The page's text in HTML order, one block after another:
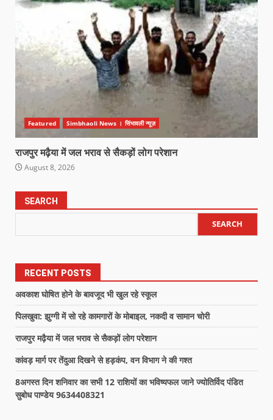
Featured Simbhaoli News । सिंभावली न्यूज़
राजपुर मढ़ैया में जल भराव से सैकड़ों लोग परेशान
August 8, 2026
SEARCH
SEARCH
RECENT POSTS
अवकाश घोषित होने के बावजूद भी खुल रहे स्कूल
पिलखुवा: झुग्गी में सो रहे कामगारों के मोबाइल, नकदी व सामान चोरी
राजपुर मढ़ैया में जल भराव से सैकड़ों लोग परेशान
कांवड़ मार्ग पर तेंदुआ दिखने से हड़कंप, वन विभाग ने की गश्त
8अगस्त दिन शनिवार का सभी 12 राशियों का भविष्यफल जाने ज्योतिर्विद पंडित
सुबोध पाण्डेय 9634408321